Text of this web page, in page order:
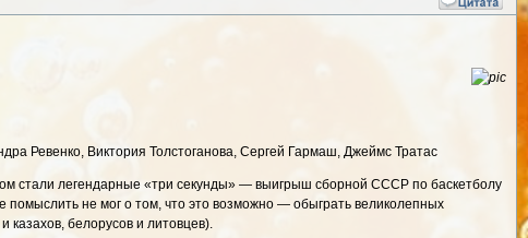
Ревенко, Виктория Толстоганова, Сергей Гармаш, Джеймс Тратас
стали легендарные «три секунды» — выигрыш сборной СССР по баскетболу
не мог о том, что это возможно — обыграть великолепных
казахов, белорусов и литовцев).